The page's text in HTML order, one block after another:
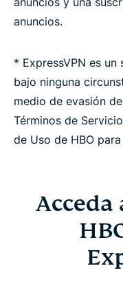
anuncios.
* ExpressVPN es
bajo ninguna
medio de evasión
Términos de
de Uso de HBO
Acceda